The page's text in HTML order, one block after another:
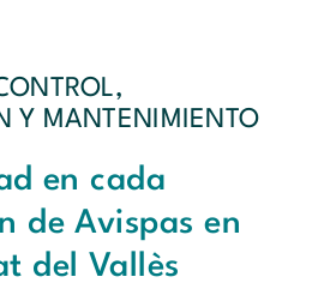
Y MANTENIMIENTO
en cada
de Avispas en
del Vallès